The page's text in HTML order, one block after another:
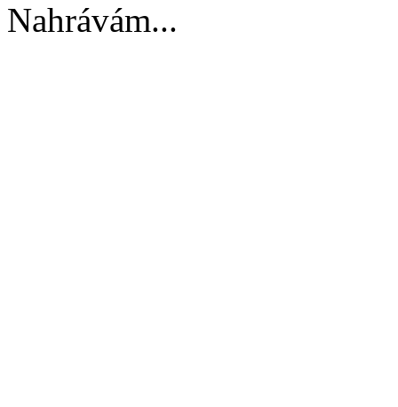
Nahrávám...